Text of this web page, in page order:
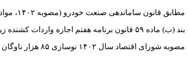
مطابق قانون ساماندهی صنعت خودرو (مصوبه ۱۴۰۲، مواد ۱۰ و ۱۱) و آئین‌نامه اجرایی آن، واردات کشنده با ارائه گواهی اسقاط معادل مجاز اعلام شده است.
بند (ب) ماده ۵۹ قانون برنامه هفتم اجازه واردات کشنده زیر ۱۰ سال را به شرط اسقاط متناظر یک کشنده فرسوده داده است.
مصوبه شورای اقتصاد سال ۱۴۰۲ نوسازی ۸۵ هزار ناوگان دیزلی، شامل ۲۰ هزار کشنده را از محل سرمایه‌گذاری و مشروط به اسقاط کشنده متناظر پیش‌بینی کرده است.